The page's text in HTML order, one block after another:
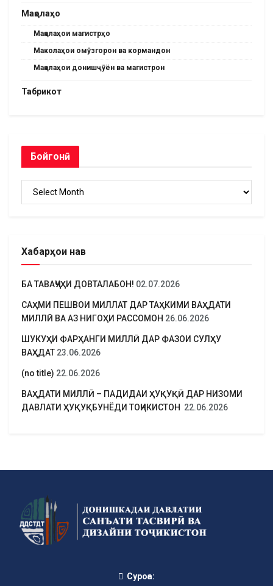
Мақолаҳо
Мақолаҳои магистрҳо
Маколаҳои омӯзгорон ва кормандон
Мақолаҳои донишҷӯён ва магистрон
Табрикот
Бойгонӣ
Хабарҳои нав
БА ТАВАҶҶУҲИ ДОВТАЛАБОН! 02.07.2026
САҲМИ ПЕШВОИ МИЛЛАТ ДАР ТАҲКИМИ ВАҲДАТИ
МИЛЛӢ ВА АЗ НИГОҲИ РАССОМОН 26.06.2026
ШУКУҲИ ФАРҲАНГИ МИЛЛӢ ДАР ФАЗОИ СУЛҲУ
ВАҲДАТ 23.06.2026
(no title) 22.06.2026
ВАҲДАТИ МИЛЛӢ – ПАДИДАИ ҲУҚУҚӢ ДАР НИЗОМИ
ДАВЛАТИ ҲУҚУҚБУНЁДИ ТОҶИКИСТОН 22.06.2026
Суроға: